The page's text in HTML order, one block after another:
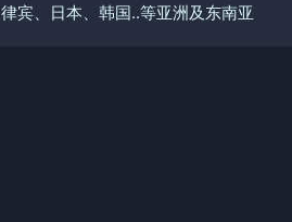
律宾、日本、韩国..等亚洲及东南亚